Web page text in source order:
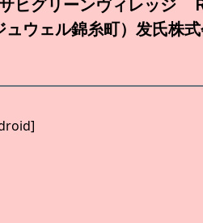
ヒグリーンヴィレッジ
ウェル錦糸町）发氏株